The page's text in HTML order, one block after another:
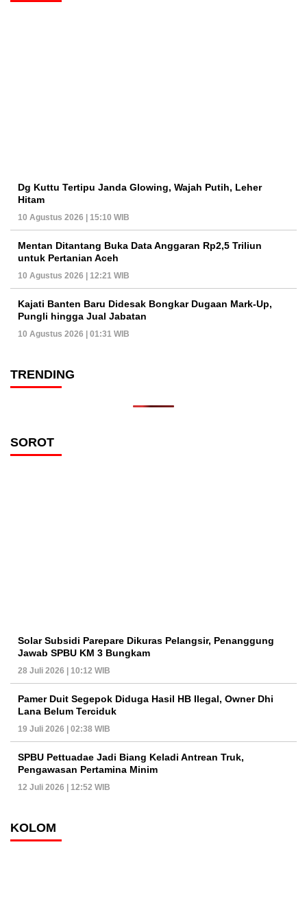
Dg Kuttu Tertipu Janda Glowing, Wajah Putih, Leher
Hitam
10 Agustus 2026 | 15:10 WIB
Mentan Ditantang Buka Data Anggaran Rp2,5 Triliun
untuk Pertanian Aceh
10 Agustus 2026 | 12:21 WIB
Kajati Banten Baru Didesak Bongkar Dugaan Mark-Up,
Pungli hingga Jual Jabatan
10 Agustus 2026 | 01:31 WIB
TRENDING
SOROT
Solar Subsidi Parepare Dikuras Pelangsir, Penanggung
Jawab SPBU KM 3 Bungkam
28 Juli 2026 | 10:12 WIB
Pamer Duit Segepok Diduga Hasil HB Ilegal, Owner Dhi
Lana Belum Terciduk
19 Juli 2026 | 02:38 WIB
SPBU Pettuadae Jadi Biang Keladi Antrean Truk,
Pengawasan Pertamina Minim
12 Juli 2026 | 12:52 WIB
KOLOM